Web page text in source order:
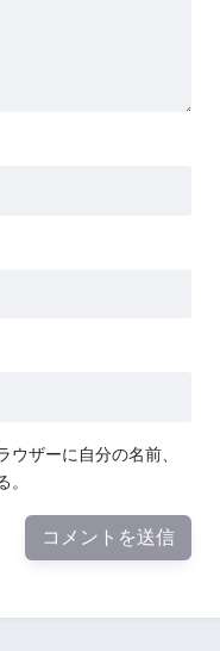
ザーに自分の名前、
。